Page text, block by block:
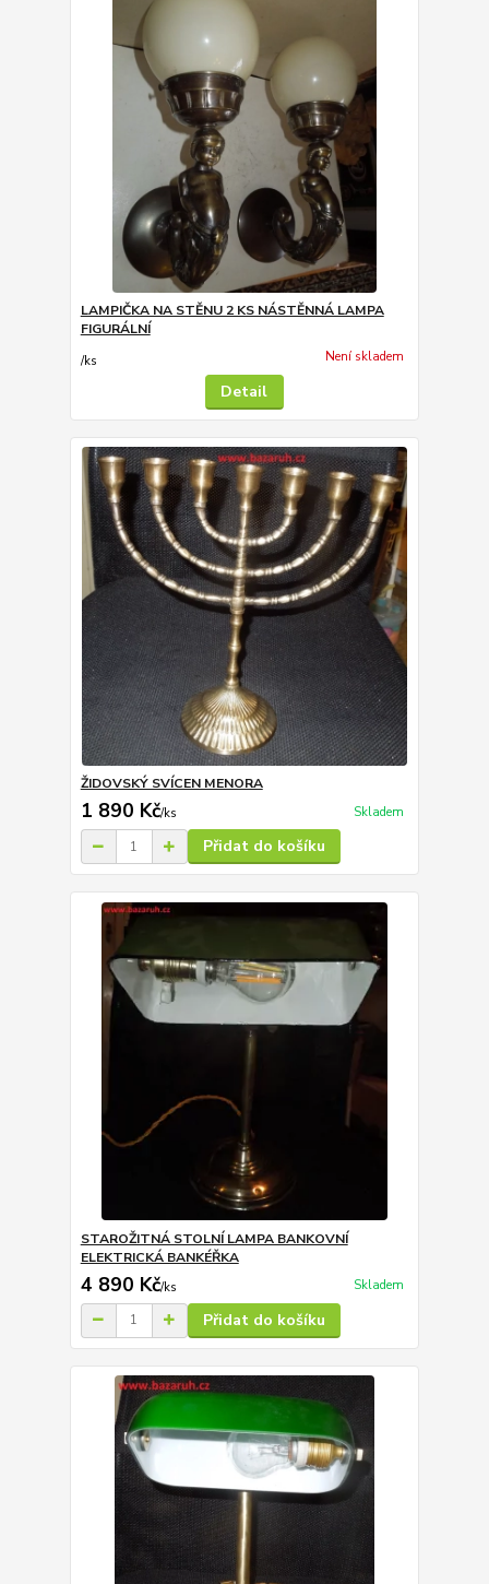
LAMPIČKA NA STĚNU 2 KS NÁSTĚNNÁ LAMPA
FIGURÁLNÍ
/ks Není skladem
Detail
ŽIDOVSKÝ SVÍCEN MENORA
1 890 Kč/ks Skladem
Přidat do košíku
STAROŽITNÁ STOLNÍ LAMPA BANKOVNÍ
ELEKTRICKÁ BANKÉŘKA
4 890 Kč/ks Skladem
Přidat do košíku